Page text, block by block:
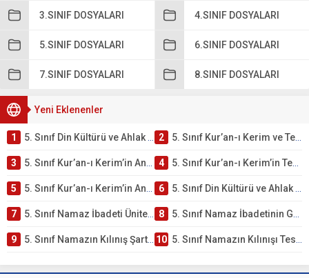
3.SINIF DOSYALARI 4.SINIF DOSYALARI
5.SINIF DOSYALARI 6.SINIF DOSYALARI
7.SINIF DOSYALARI 8.SINIF DOSYALARI
Yeni Eklenenler
1 5. Sınıf Din Kültürü ve Ahlak Bilgisi 2. Ünite: Kur’an-ı Kerim Çalışmaları 2 5. Sınıf Kur’an-ı Kerim ve Temel Özellikleri Testi – Online Çöz
3 5. Sınıf Kur’an-ı Kerim’in Ana Konuları Testi – Online Çöz 4 5. Sınıf Kur’an-ı Kerim’in Temel Özellikleri ve Önemi Testi – Online Çöz
5 5. Sınıf Kur’an-ı Kerim’in Anlamı ve Önemi Testi – Online Çöz 6 5. Sınıf Din Kültürü ve Ahlak Bilgisi 2. Ünite: Namaz İbadeti Çalışmaları
7 5. Sınıf Namaz İbadeti Ünite Testi – Online Çöz 8 5. Sınıf Namaz İbadetinin Getirdiği Faydalar Testi
9 5. Sınıf Namazın Kılınış Şartları Testi 10 5. Sınıf Namazın Kılınışı Testi – Online Çöz